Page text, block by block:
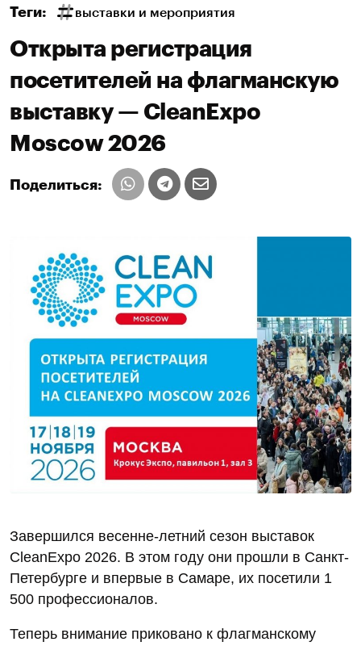
Теги: выставки и мероприятия
Открыта регистрация
посетителей на флагманскую
выставку — CleanExpo
Moscow 2026
Поделиться:
Завершился весенне-летний сезон выставок
CleanExpo 2026. В этом году они прошли в Санкт-
Петербурге и впервые в Самаре, их посетили 1
500 профессионалов.
Теперь внимание приковано к флагманскому